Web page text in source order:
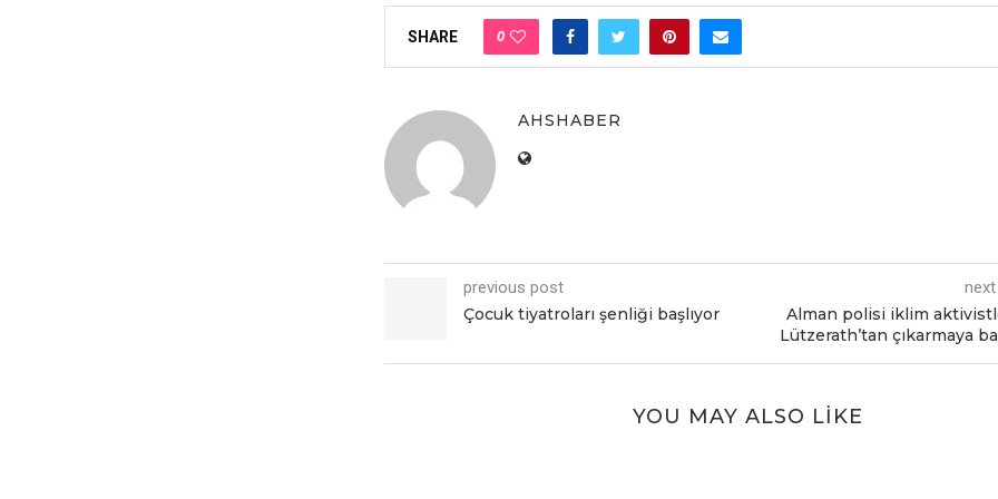
SHARE 0
AHSHABER
previous post
Çocuk tiyatroları şenliği başlıyor
Alman polisi iklim
Lützerath’tan çıkarmaya
YOU MAY ALSO LIKE